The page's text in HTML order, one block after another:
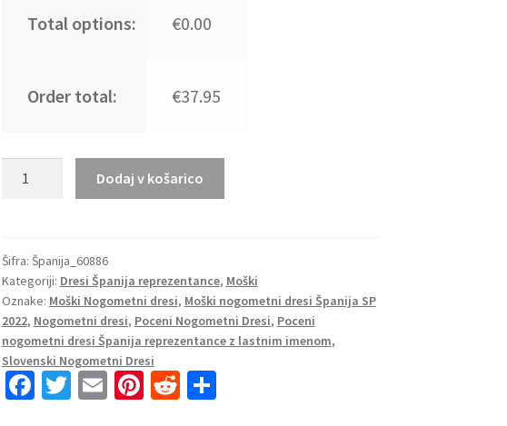
Total options: €0.00
Order total: €37.95
Gostujoči
SP
2022
Kratek
Rokav
+
Kratke
Dodaj v košarico
Šifra: Španija_60886
Kategoriji: Dresi Španija reprezentance, Moški
Oznake: Moški Nogometni dresi, Moški nogometni dresi Španija SP
2022, Nogometni dresi, Poceni Nogometni Dresi, Poceni
nogometni dresi Španija reprezentance z lastnim imenom,
Slovenski Nogometni Dresi
Fa T E Pi R S